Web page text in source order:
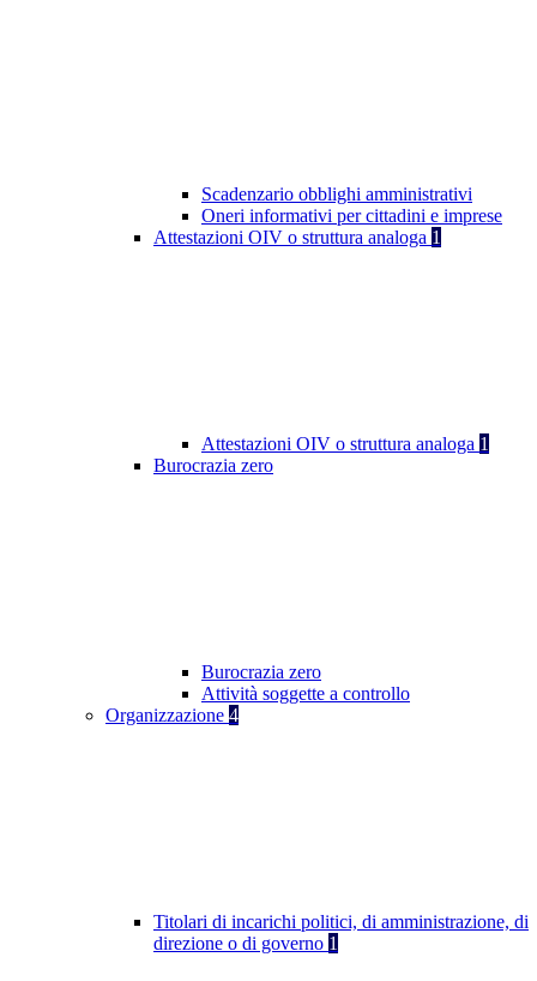
Scadenzario obblighi amministrativi
Oneri informativi per cittadini e imprese
Attestazioni OIV o struttura analoga 1
Attestazioni OIV o struttura analoga 1
Burocrazia zero
Burocrazia zero
Attività soggette a controllo
Organizzazione 4
Titolari di incarichi politici, di amministrazione, di
direzione o di governo 1